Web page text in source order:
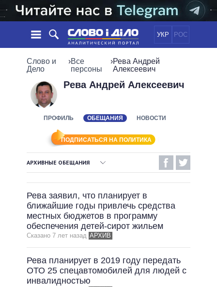
УКР РОС
НОВОСТИ
ЛЕНТА
СОБЫТИЯ
ОБЗОРЫ
ДАЙДЖЕСТЫ
ПОЛИТИКА
ОБЕЩАНИЯ
ПРЕЗИДЕНТ И ОФИС
ВЕРХОВНАЯ РАДА
КАБИНЕТ МИНИСТРОВ
ГЛАВЫ ОБЛАДМИНИСТРАЦИЙ
МЭРЫ
ВСЕ ПЕРСОНЫ
ИНФОГРАФИКА
ВИДЕО
ПОДДЕРЖАТЬ
Слово и
Дело
›Все
персоны
›Рева Андрей
Алексеевич
Рева Андрей Алексеевич
ПРОФИЛЬ ОБЕЩАНИЯ НОВОСТИ
ПОДПИСАТЬСЯ НА ПОЛИТИКА
АРХИВНЫЕ ОБЕЩАНИЯ
НЕВЫПОЛНЕННЫЕ ОБЕЩАНИЯ
ОБЕЩАНИЯ В ПРОЦЕССЕ
ВСЕ ОБЕЩАНИЯ
АРХИВНЫЕ ОБЕЩАНИЯ
Рева заявил, что планирует в
ближайшие годы привлечь средства
местных бюджетов в программу
обеспечения детей-сирот жильем
Сказано 7 лет назад АРХИВ
Рева планирует в 2019 году передать
ОТО 25 спецавтомобилей для людей с
инвалидностью